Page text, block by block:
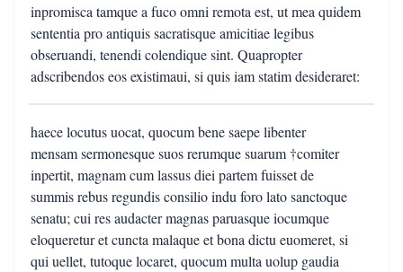
inpromisca tamque a fuco omni remota est, ut mea quidem
sententia pro antiquis sacratisque amicitiae legibus
obseruandi, tenendi colendique sint. Quapropter
adscribendos eos existimaui, si quis iam statim desideraret:
haece locutus uocat, quocum bene saepe libenter
mensam sermonesque suos rerumque suarum †comiter
inpertit, magnam cum lassus diei partem fuisset de
summis rebus regundis consilio indu foro lato sanctoque
senatu; cui res audacter magnas paruasque iocumque
eloqueretur et cuncta malaque et bona dictu euomeret, si
qui uellet, tutoque locaret, quocum multa uolup gaudia